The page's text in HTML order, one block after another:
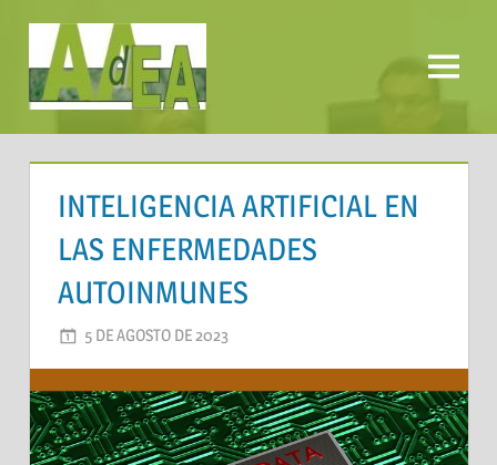
contenido
AADEA Menú
INTELIGENCIA ARTIFICIAL EN
LAS ENFERMEDADES
AUTOINMUNES
5 DE AGOSTO DE 2023